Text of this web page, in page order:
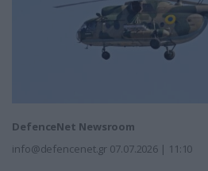
DefenceNet Newsroom
info@defencenet.gr 07.07.2026 | 11:10